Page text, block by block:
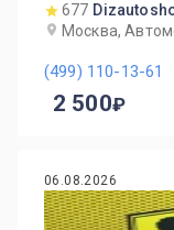
677
Москва,
(499) 110-13-61
2 500
06.08.2026